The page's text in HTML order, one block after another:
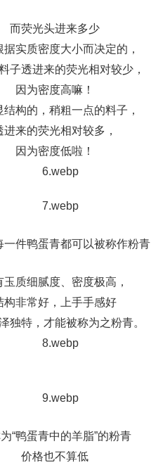
而荧光头进来多少
据实质密度大小而决定的，
子透进来的荧光相对较少，
因为密度高嘛！
结构的，稍粗一点的料子，
进来的荧光相对较多，
因为密度低啦！
一件鸭蛋青都可以被称作粉青
玉质细腻度、密度极高，
构非常好，上手手感好
独特，才能被称为之粉青。
“鸭蛋青中的羊脂”的粉青
价格也不算低